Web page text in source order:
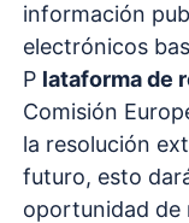
información
electrónicos
P lataforma de
Comisión
la resolución
futuro, esto
oportunidad de